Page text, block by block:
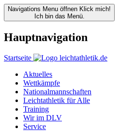
Navigations Menu öffnen Klick mich!
Ich bin das Menü.
Hauptnavigation
Startseite
Aktuelles
Wettkämpfe
Nationalmannschaften
Leichtathletik für Alle
Training
Wir im DLV
Service